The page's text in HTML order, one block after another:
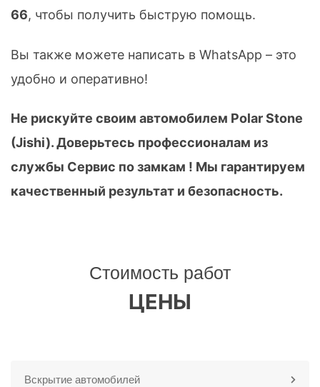
66, чтобы получить быструю помощь.
Вы также можете написать в WhatsApp – это
удобно и оперативно!
Не рискуйте своим автомобилем Polar Stone
(Jishi). Доверьтесь профессионалам из
службы Сервис по замкам ! Мы гарантируем
качественный результат и безопасность.
Стоимость работ
ЦЕНЫ
Вскрытие автомобилей